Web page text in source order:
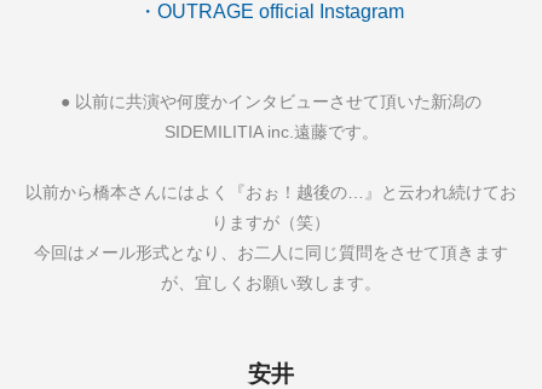
・OUTRAGE official Instagram
● 以前に共演や何度かインタビューさせて頂いた新潟の
SIDEMILITIA inc.遠藤です。
以前から橋本さんにはよく『おぉ！越後の… 』と云われ続けてお
りますが（笑）
今回はメール形式となり、お二人に同じ質問をさせて頂きます
が、宜しくお願い致します。
安井